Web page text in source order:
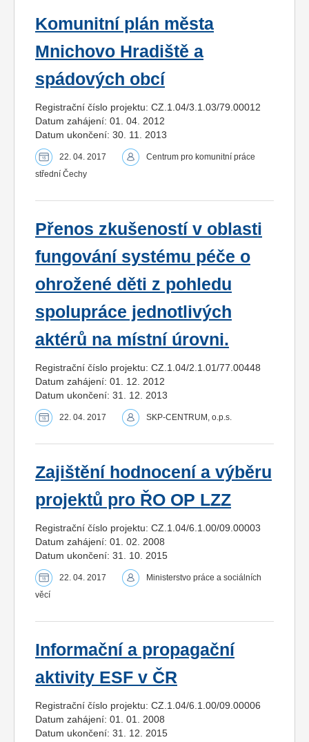
Komunitní plán města
Mnichovo Hradiště a
spádových obcí
Registrační číslo projektu: CZ.1.04/3.1.03/79.00012
Datum zahájení: 01. 04. 2012
Datum ukončení: 30. 11. 2013
22. 04. 2017
Centrum pro komunitní práce
střední Čechy
Přenos zkušeností v oblasti
fungování systému péče o
ohrožené děti z pohledu
spolupráce jednotlivých
aktérů na místní úrovni.
Registrační číslo projektu: CZ.1.04/2.1.01/77.00448
Datum zahájení: 01. 12. 2012
Datum ukončení: 31. 12. 2013
22. 04. 2017 SKP-CENTRUM, o.p.s.
Zajištění hodnocení a výběru
projektů pro ŘO OP LZZ
Registrační číslo projektu: CZ.1.04/6.1.00/09.00003
Datum zahájení: 01. 02. 2008
Datum ukončení: 31. 10. 2015
22. 04. 2017
Ministerstvo práce a sociálních
věcí
Informační a propagační
aktivity ESF v ČR
Registrační číslo projektu: CZ.1.04/6.1.00/09.00006
Datum zahájení: 01. 01. 2008
Datum ukončení: 31. 12. 2015